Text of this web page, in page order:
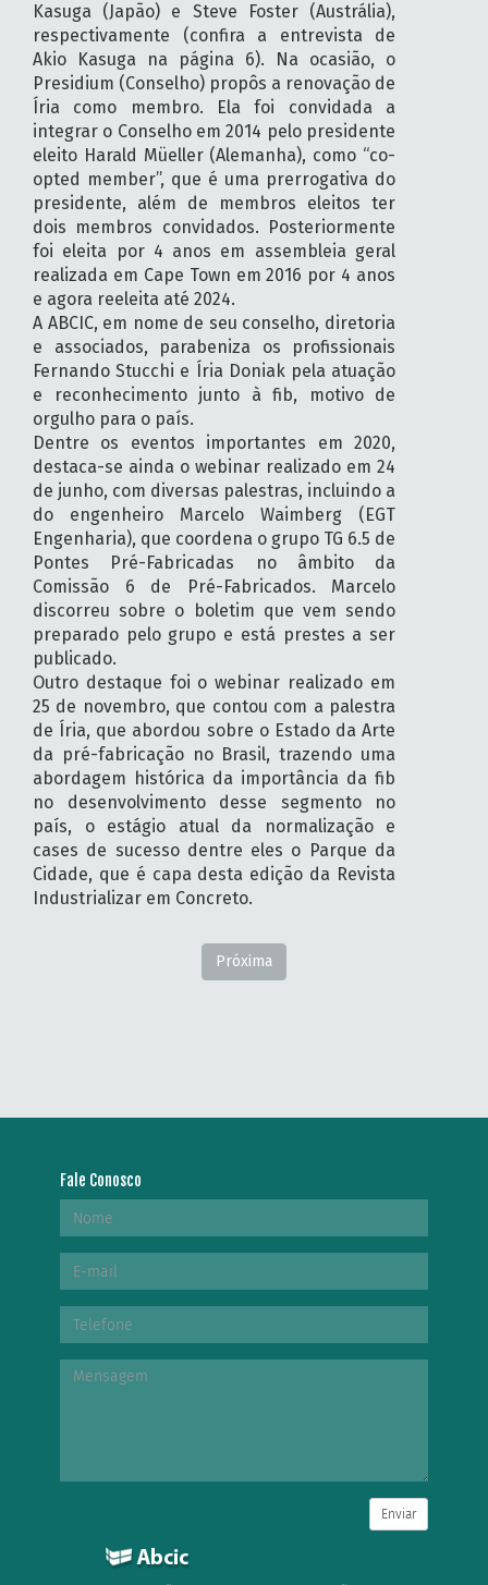
Kasuga (Japão) e Steve Foster (Austrália),
respectivamente (confira a entrevista de
Akio Kasuga na página 6). Na ocasião, o
Presidium (Conselho) propôs a renovação de
Íria como membro. Ela foi convidada a
integrar o Conselho em 2014 pelo presidente
eleito Harald Müeller (Alemanha), como “co-
opted member”, que é uma prerrogativa do
presidente, além de membros eleitos ter
dois membros convidados. Posteriormente
foi eleita por 4 anos em assembleia geral
realizada em Cape Town em 2016 por 4 anos
e agora reeleita até 2024.
A ABCIC, em nome de seu conselho, diretoria
e associados, parabeniza os profissionais
Fernando Stucchi e Íria Doniak pela atuação
e reconhecimento junto à fib, motivo de
orgulho para o país.
Dentre os eventos importantes em 2020,
destaca-se ainda o webinar realizado em 24
de junho, com diversas palestras, incluindo a
do engenheiro Marcelo Waimberg (EGT
Engenharia), que coordena o grupo TG 6.5 de
Pontes Pré-Fabricadas no âmbito da
Comissão 6 de Pré-Fabricados. Marcelo
discorreu sobre o boletim que vem sendo
preparado pelo grupo e está prestes a ser
publicado.
Outro destaque foi o webinar realizado em
25 de novembro, que contou com a palestra
de Íria, que abordou sobre o Estado da Arte
da pré-fabricação no Brasil, trazendo uma
abordagem histórica da importância da fib
no desenvolvimento desse segmento no
país, o estágio atual da normalização e
cases de sucesso dentre eles o Parque da
Cidade, que é capa desta edição da Revista
Industrializar em Concreto.
Próxima
Fale Conosco
Enviar